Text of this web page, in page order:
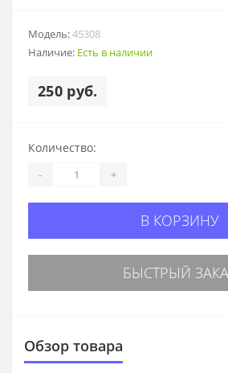
Модель:45308
Наличие: Есть в наличии
250 руб.
Количество:
- +
В КОРЗИНУ
БЫСТРЫЙ
Обзор товара